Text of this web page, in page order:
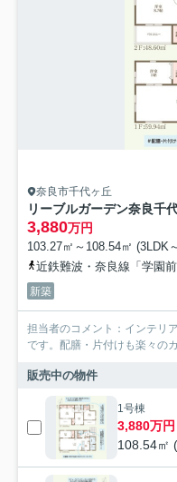
奈良市千代ヶ丘
リーブルガーデン奈良千
3,880万円
103.27㎡～108.54㎡ (3LDK
近鉄難波・奈良線「学園
新築
担当者のコメント：インテリ
です。配膳・片付けも楽々の
販売中の物件
1号棟
3,880万円
108.54㎡